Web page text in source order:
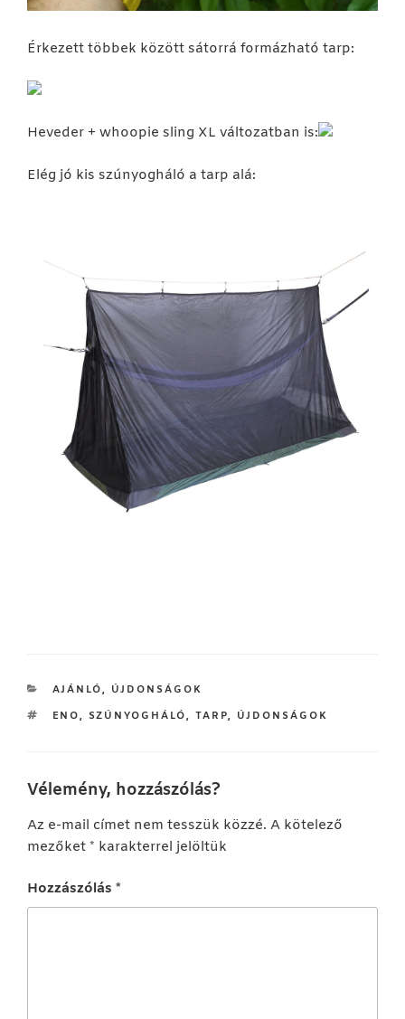
Érkezett többek között sátorrá formázható tarp:
Heveder + whoopie sling XL változatban is:
Elég jó kis szúnyogháló a tarp alá:
KATEGÓRIÁK
AJÁNLÓ, ÚJDONSÁGOK
CÍMKÉK
ENO, SZÚNYOGHÁLÓ, TARP, ÚJDONSÁGOK
Vélemény, hozzászólás?
Az e-mail címet nem tesszük közzé. A kötelező
mezőket * karakterrel jelöltük
Hozzászólás *